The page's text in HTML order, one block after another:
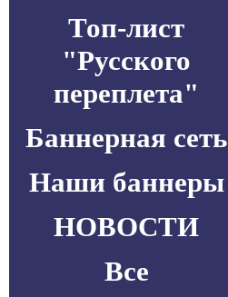
Топ-лист
"Русского
переплета"
Баннерная сеть
Наши баннеры
НОВОСТИ
Все